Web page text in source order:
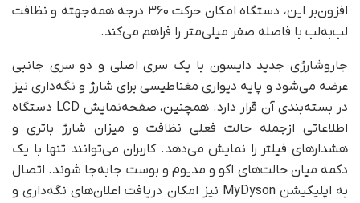
افزون‌بر این، دستگاه امکان حرکت ۳۶۰ درجه همه‌جهته و نظافت
لب‌به‌لب با فاصله صفر میلی‌متر را فراهم می‌کند.
جاروشارژی جدید دایسون با یک سری اصلی و دو سری جانبی
عرضه می‌شود و پایه دیواری مغناطیسی برای شارژ و نگه‌داری نیز
در بسته‌بندی آن قرار دارد. همچنین، صفحه‌نمایش LCD دستگاه
اطلاعاتی ازجمله حالت فعلی نظافت و میزان شارژ باتری و
هشدارهای فیلتر را نمایش می‌دهد. کاربران می‌توانند تنها با یک
دکمه میان حالت‌های اکو و مدیوم و بوست جابه‌جا شوند. اتصال
به اپلیکیشن MyDyson نیز امکان دریافت اعلان‌های نگه‌داری و